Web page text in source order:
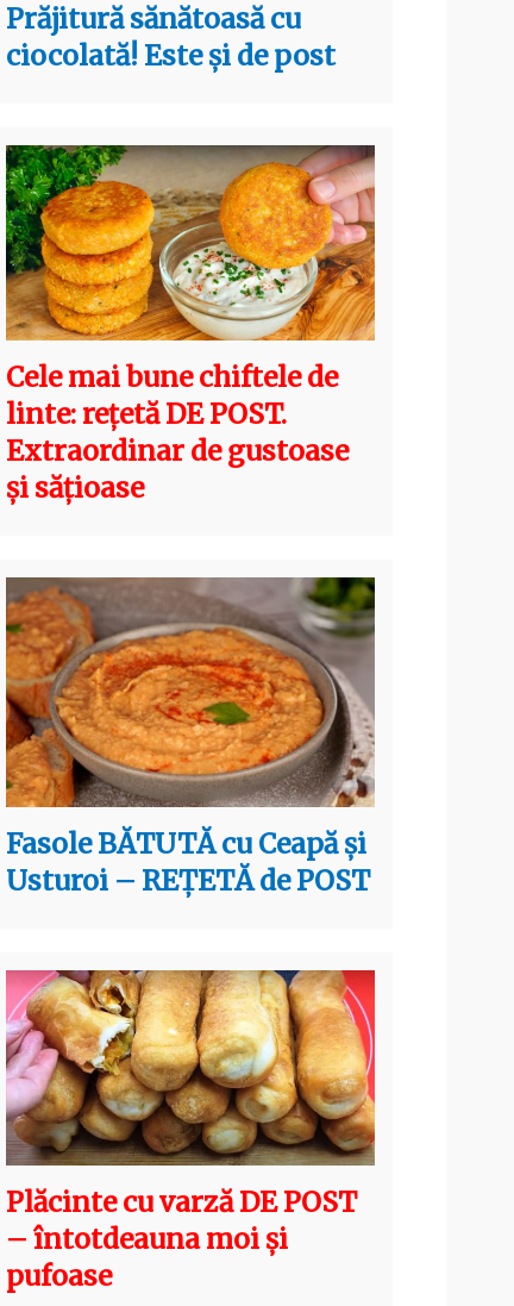
Prăjitură sănătoasă cu
ciocolată! Este și de post
Cele mai bune chiftele de
linte: rețetă DE POST.
Extraordinar de gustoase
și sățioase
Fasole BĂTUTĂ cu Ceapă și
Usturoi – REȚETĂ de POST
Plăcinte cu varză DE POST
– întotdeauna moi și
pufoase